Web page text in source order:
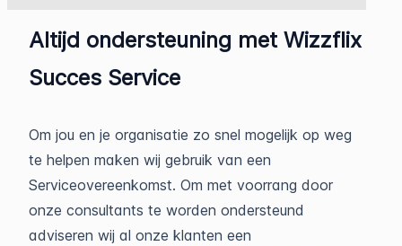
Altijd ondersteuning met Wizzflix
Succes Service
Om jou en je organisatie zo snel mogelijk op weg
te helpen maken wij gebruik van een
Serviceovereenkomst. Om met voorrang door
onze consultants te worden ondersteund
adviseren wij al onze klanten een